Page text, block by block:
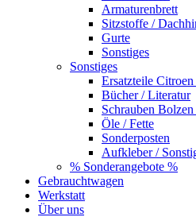
Armaturenbrett
Sitzstoffe /
Gurte
Sonstiges
Sonstiges
Ersatzteile
Bücher / Literatur
Schrauben
Öle / Fette
Sonderposten
Aufkleber /
% Sonderangebote %
Gebrauchtwagen
Werkstatt
Über uns